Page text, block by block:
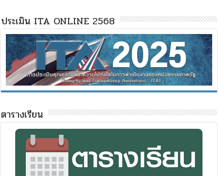
ประเมิน ITA ONLINE 2568
ตารางเรียน